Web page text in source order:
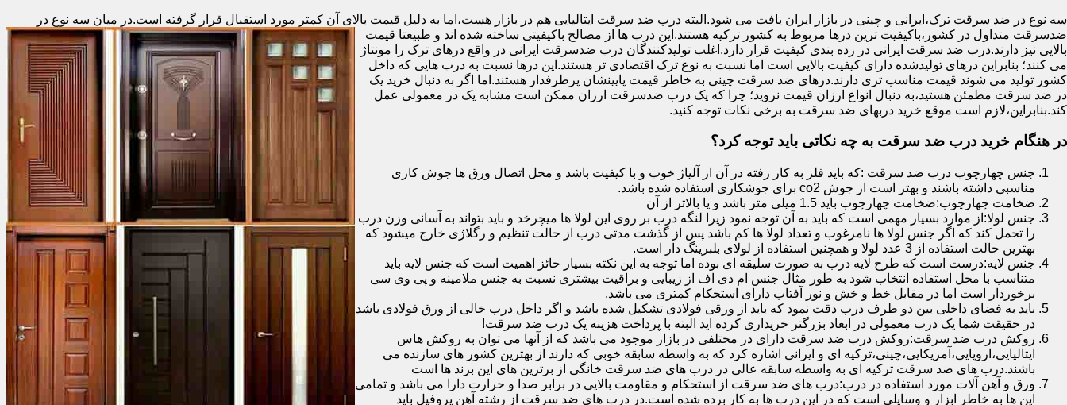
سه نوع در ضد سرقت ترک،ایرانی و چینی در بازار ایران یافت می شود.البته درب ضد سرقت ایتالیایی هم در بازار هست،اما به دلیل قیمت بالای آن کمتر مورد استقبال قرار گرفته است.در میان سه نوع در
ضدسرقت متداول در کشور،باکیفیت ترین درها مربوط به کشور ترکیه هستند.این درب ها از مصالح باکیفیتی ساخته شده اند و طبیعتا قیمت
بالایی نیز دارند.درب ضد سرقت ایرانی در رده بندی کیفیت قرار دارد.اغلب تولیدکنندگان درب ضدسرقت ایرانی در واقع درهای ترک را مونتاژ
می کنند؛ بنابراین درهای تولیدشده دارای کیفیت بالایی است اما نسبت به نوع ترک اقتصادی تر هستند.این درها نسبت به درب هایی که داخل
کشور تولید می شوند قیمت مناسب تری دارند.درهای ضد سرقت چینی به خاطر قیمت پایینشان پرطرفدار هستند.اما اگر به دنبال خرید یک
در ضد سرقت مطمئن هستید،به دنبال انواع ارزان قیمت نروید؛ چرا که یک درب ضدسرقت ارزان ممکن است مشابه یک در معمولی عمل
کند.بنابراین،لازم است موقع خرید دربهای ضد سرقت به برخی نکات توجه کنید.
در هنگام خرید درب ضد سرقت به چه نکاتی باید توجه کرد؟
جنس چهارچوب درب ضد سرقت :که باید فلز به کار رفته در آن از آلیاژ خوب و با کیفیت باشد و محل اتصال ورق ها جوش کاری
مناسبی داشته باشند و بهتر است از جوش co2 برای جوشکاری استفاده شده باشد.
ضخامت چهارچوب:ضخامت چهارچوب باید 1.5 میلی متر باشد و یا بالاتر از آن
جنس لولا:از موارد بسیار مهمی است که باید به آن توجه نمود زیرا لنگه درب بر روی این لولا ها میچرخد و باید بتواند به آسانی وزن درب
را تحمل کند که اگر جنس لولا ها نامرغوب و تعداد لولا ها کم باشد پس از گذشت مدتی درب از حالت تنظیم و رگلاژی خارج میشود که
بهترین حالت استفاده از 3 عدد لولا و همچنین استفاده از لولای بلبرینگ دار است.
جنس لایه:درست است که طرح لایه درب به صورت سلیقه ای بوده اما توجه به این نکته بسیار حائز اهمیت است که جنس لایه باید
متناسب با محل استفاده انتخاب شود به طور مثال جنس ام دی اف از زیبایی و براقیت بیشتری نسبت به جنس ملامینه و پی وی سی
برخوردار است اما در مقابل خط و خش و نور آفتاب دارای استحکام کمتری می باشد.
باید به فضای داخلی بین دو طرف درب دقت نمود که باید از ورقی فولادی تشکیل شده باشد و اگر داخل درب خالی از ورق فولادی باشد
در حقیقت شما یک درب معمولی در ابعاد بزرگتر خریداری کرده اید البته با پرداخت هزینه یک درب ضد سرقت!
روکش درب ضد سرقت:روکش درب ضد سرقت دارای در مختلفی در بازار موجود می باشد که از آنها می توان به روکش هاس
ایتالیایی،اروپایی،آمریکایی،چینی،ترکیه ای و ایرانی اشاره کرد که به واسطه سابقه خوبی که دارند از بهترین کشور های سازنده می
باشند.درب های ضد سرقت ترکیه ای به واسطه سابقه عالی در درب های ضد سرقت خانگی از برترین های این برند ها است
ورق و آهن آلات مورد استفاده در درب:درب های ضد سرقت از استحکام و مقاومت بالایی در برابر صدا و حرارت دارا می باشد و تمامی
این ها به خاطر ابزار و وسایلی است که در این درب ها به کار برده شده است.در درب های ضد سرقت از رشته آهن پروفیل باید